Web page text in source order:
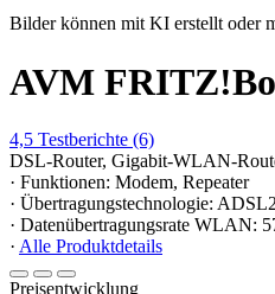
Bilder können mit KI erstellt oder
AVM
4,5 Testberichte (6)
DSL-Router, Gigabit-WLAN-
· Funktionen: Modem, Repeater
· Übertragungstechnologie:
· Datenübertragungsrate WLAN:
· Alle Produktdetails
Preisentwicklung